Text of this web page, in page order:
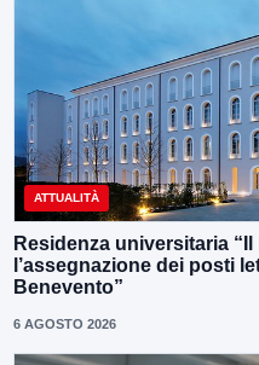
ATTUALITÀ
Residenza universitaria
l’assegnazione dei posti
Benevento”
6 AGOSTO 2026